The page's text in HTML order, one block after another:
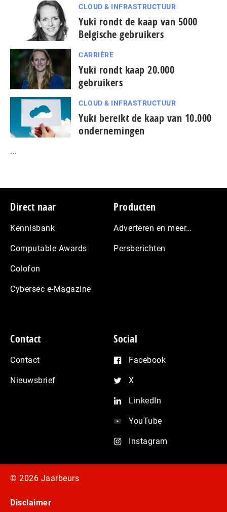
CLOUD & INFRASTRUCTUUR
Yuki rondt de kaap van 5000
Belgische gebruikers
CARRIÈRE
Yuki rondt kaap 20.000
gebruikers
CLOUD & INFRASTRUCTUUR
Yuki bereikt de kaap van 10.000
ondernemingen
...
Footer
Direct naar
Kennisbank
Computable Awards
Colofon
Cybersec e-Magazine
Producten
Adverteren en meer…
Persberichten
Contact
Contact
Nieuwsbrief
Social
Facebook
X
LinkedIn
YouTube
Instagram
© 2026 Jaarbeurs
Disclaimer